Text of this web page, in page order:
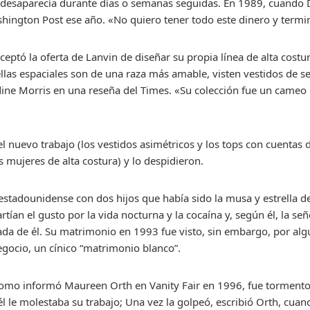
Post ese año. «No quiero tener todo este dinero y
la oferta de Lanvin de diseñar su propia línea de alta
espaciales son de una raza más amable, visten vestidos de
Morris en una reseña del Times. «Su colección fue un
nuevo trabajo (los vestidos asimétricos y los tops con cuentas
mujeres de alta costura) y lo despidieron.
con dos hijos que había sido la musa y estrella
el gusto por la vida nocturna y la cocaína y, según él, la
de él. Su matrimonio en 1993 fue visto, sin embargo, por
un cínico “matrimonio blanco”.
informó Maureen Orth en Vanity Fair en 1996, fue
le molestaba su trabajo; Una vez la golpeó, escribió Orth,